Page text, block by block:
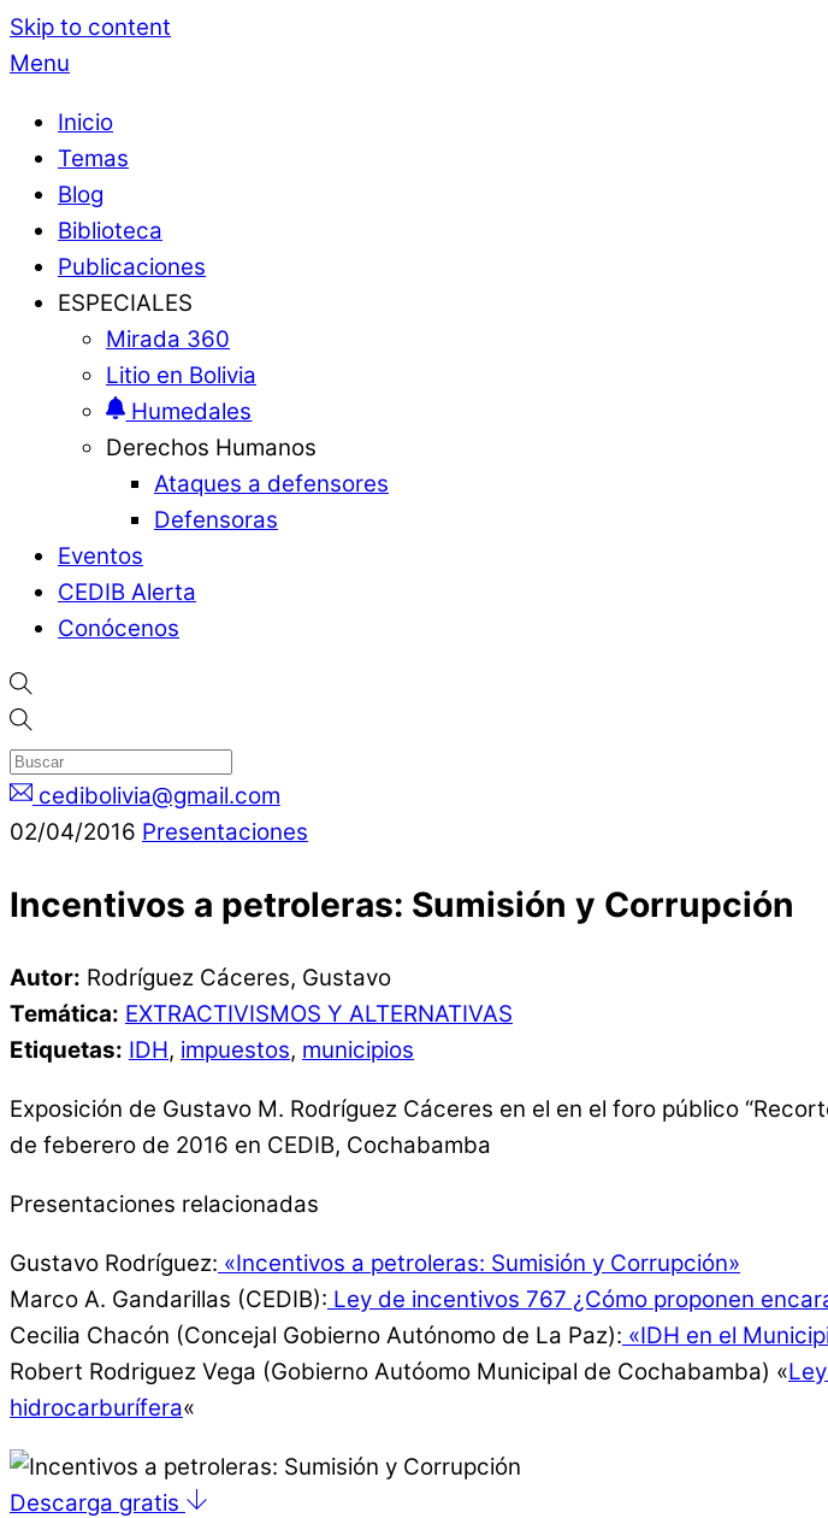
Skip to content
Menu
Inicio
Temas
Blog
Biblioteca
Publicaciones
ESPECIALES
Mirada 360
Litio en Bolivia
Humedales
Derechos Humanos
Ataques a defensores
Defensoras
Eventos
CEDIB Alerta
Conócenos
cedibolivia@gmail.com
02/04/2016 Presentaciones
Incentivos a petroleras: Sumisión y Corrupción
Autor: Rodríguez Cáceres, Gustavo
Temática: EXTRACTIVISMOS Y ALTERNATIVAS
Etiquetas: IDH, impuestos, municipios
Exposición de Gustavo M. Rodríguez Cáceres en el en el foro público
de feberero de 2016 en CEDIB, Cochabamba
Presentaciones relacionadas
Gustavo Rodríguez: «Incentivos a petroleras: Sumisión y Corrupción»
Marco A. Gandarillas (CEDIB): Ley de incentivos 767 ¿Cómo proponen
Cecilia Chacón (Concejal Gobierno Autónomo de La Paz): «IDH en el
Robert Rodriguez Vega (Gobierno Autóomo Municipal de Cochabamba) «
hidrocarburífera«
Descarga gratis